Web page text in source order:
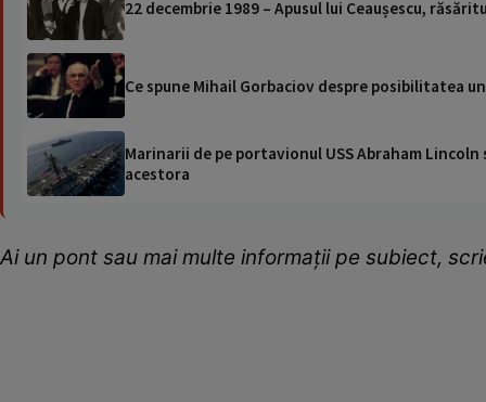
22 decembrie 1989 – Apusul lui Ceaușescu,
Ce spune Mihail Gorbaciov despre posibilitatea
Marinarii de pe portavionul USS Abraham
acestora
Ai un pont sau mai multe informații pe subiect,